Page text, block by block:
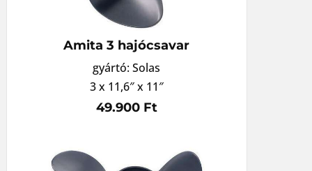
Amita 3 hajócsavar
gyártó: Solas
3 x 11,6″ x 11″
49.900 Ft